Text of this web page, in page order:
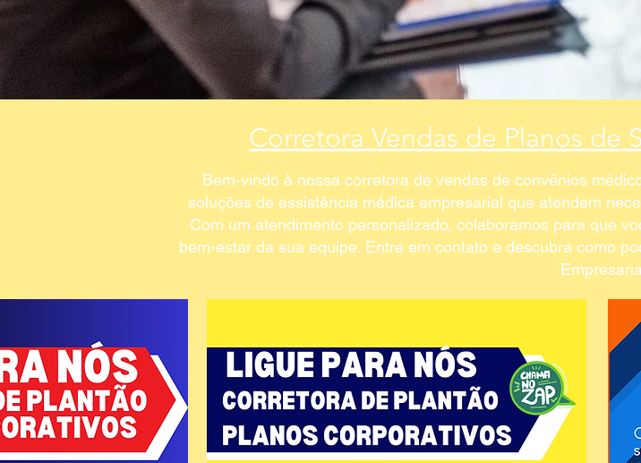
Corretora Vendas de Planos de
Bem-vindo à nossa corretora de vendas de convênios
soluções de assistência médica empresarial que atendem
Com um atendimento personalizado, colaboramos para que
bem-estar da sua equipe. Entre em contato e descubra como